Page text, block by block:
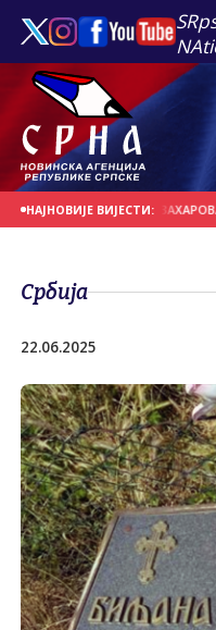
НАЈНОВИЈЕ ВИЈЕСТИ:
ДАНАШЊИ ДАН ЗАХАРОВА:
Србија
22.06.2025